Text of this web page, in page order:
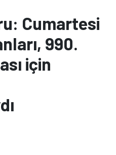
Cumartesi
990.
için